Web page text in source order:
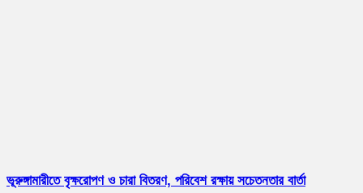
ভূরুঙ্গামারীতে বৃক্ষরোপণ ও চারা বিতরণ, পরিবেশ রক্ষায় সচেতনতার বার্তা